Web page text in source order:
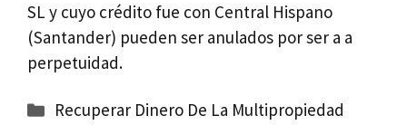
SL y cuyo crédito fue con Central Hispano
(Santander) pueden ser anulados por ser a a
perpetuidad.
Categorías
Recuperar Dinero De La Multipropiedad